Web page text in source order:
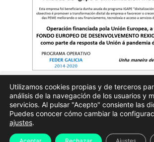
Quienes somos Publicidad Aviso Legal
Enfoques.gal – na axenda – Todos los
© 2024
Utilizamos cookies propias y de terceros
análisis de la navegación de los usuarios y
servicios. Al pulsar "Acepto" consiente las
Puedes conocer cómo cambiar la
ajustes.